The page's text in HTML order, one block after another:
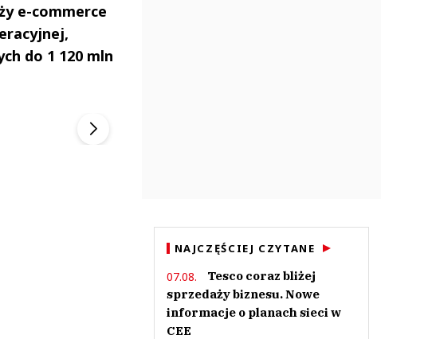
e-commerce
do 1 120 mln
NAJCZĘŚCIEJ CZYTANE
07.08.
Tesco coraz bliżej
sprzedaży biznesu. Nowe
informacje o planach sieci w
CEE